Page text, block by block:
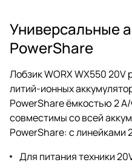
Универсальные
PowerShare
Лобзик WORX WX550 20V
литий-ионных
PowerShare ёмкостью 2
совместимы со всей
PowerShare: с линейками
Для питания техники